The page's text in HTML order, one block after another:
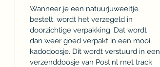
Wanneer je een natuurjuweeltje
bestelt, wordt het verzegeld in
doorzichtige verpakking. Dat wordt
dan weer goed verpakt in een mooi
kadodoosje. Dit wordt verstuurd in een
verzenddoosje van Post.nl met track